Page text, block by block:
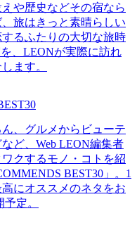
や歴史などその宿なら
旅はきっと素晴らしい
るふたりの大切な旅時
、LEONが実際に訪れ
ます。
、グルメからビューテ
ど、Web LEON編集者
クするモノ・コトを紹
BEST30」。1
にオススメのネタをお
定。